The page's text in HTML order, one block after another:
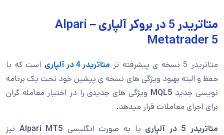
متاتریدر 5 در بروکر آلپاری – Alpari
Metatrader 5
متاتریدر 5 نسخه ی پیشرفته تر متاتریدر 4 در آلپاری
است که با
حفظ و البته بهبود ویژگی های نسخه ی پیشین خود تحت یک برنامه
نویسی جدید MQL5 ویژگی های جدیدی را در اختیار معامله گران
برای اجرای معاملات قرار میدهد.
متاتریدر 5 در آلپاری
یا به صورت انگلیسی Alpari MT5 نیز